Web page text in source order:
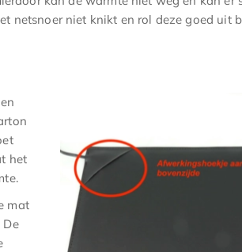
netsnoer niet knikt en rol deze goed uit
het
mat
De